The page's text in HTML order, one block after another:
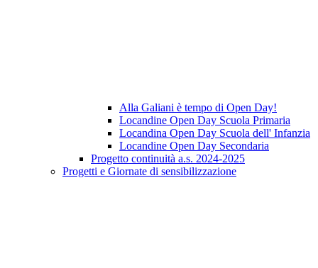
Alla Galiani è tempo di Open Day!
Locandine Open Day Scuola Primaria
Locandina Open Day Scuola dell' Infanzia
Locandine Open Day Secondaria
Progetto continuità a.s. 2024-2025
Progetti e Giornate di sensibilizzazione